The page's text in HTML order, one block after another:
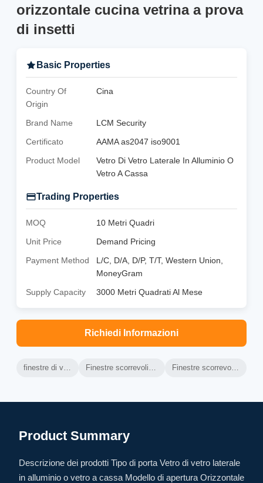
orizzontale cucina vetrina a prova
di insetti
Basic Properties
Country Of
Origin
Cina
Brand Name
LCM Security
Certificato
AAMA as2047 iso9001
Product Model
Vetro Di Vetro Laterale In Alluminio O
Vetro A Cassa
Trading Properties
MOQ
10 Metri Quadri
Unit Price
Demand Pricing
Payment Method
L/C, D/A, D/P, T/T, Western Union,
MoneyGram
Supply Capacity
3000 Metri Quadrati Al Mese
Richiedi Informazioni
finestre di vetro di alluminio Finestre scorrevoli orizzontali in alluminio Finestre scorrevoli in vetro di alluminio
Product Summary
Descrizione dei prodotti Tipo di porta Vetro di vetro laterale
in alluminio o vetro a cassa Modello di apertura Orizzontale